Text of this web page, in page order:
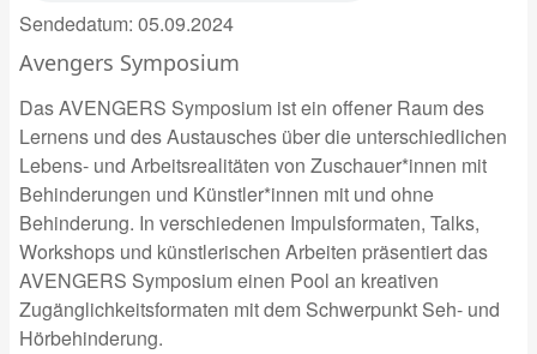
Sendedatum: 05.09.2024
Avengers Symposium
Das AVENGERS Symposium ist ein offener Raum des
Lernens und des Austausches über die unterschiedlichen
Lebens- und Arbeitsrealitäten von Zuschauer*innen mit
Behinderungen und Künstler*innen mit und ohne
Behinderung. In verschiedenen Impulsformaten, Talks,
Workshops und künstlerischen Arbeiten präsentiert das
AVENGERS Symposium einen Pool an kreativen
Zugänglichkeitsformaten mit dem Schwerpunkt Seh- und
Hörbehinderung.